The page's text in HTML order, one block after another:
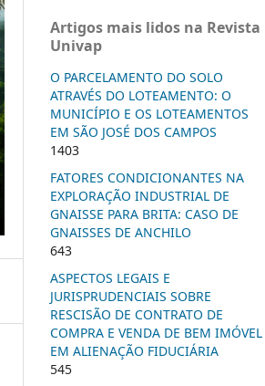
Artigos mais lidos na Revista
Univap
O PARCELAMENTO DO SOLO
ATRAVÉS DO LOTEAMENTO: O
MUNICÍPIO E OS LOTEAMENTOS
EM SÃO JOSÉ DOS CAMPOS
1403
FATORES CONDICIONANTES NA
EXPLORAÇÃO INDUSTRIAL DE
GNAISSE PARA BRITA: CASO DE
GNAISSES DE ANCHILO
643
ASPECTOS LEGAIS E
JURISPRUDENCIAIS SOBRE
RESCISÃO DE CONTRATO DE
COMPRA E VENDA DE BEM IMÓVEL
EM ALIENAÇÃO FIDUCIÁRIA
545